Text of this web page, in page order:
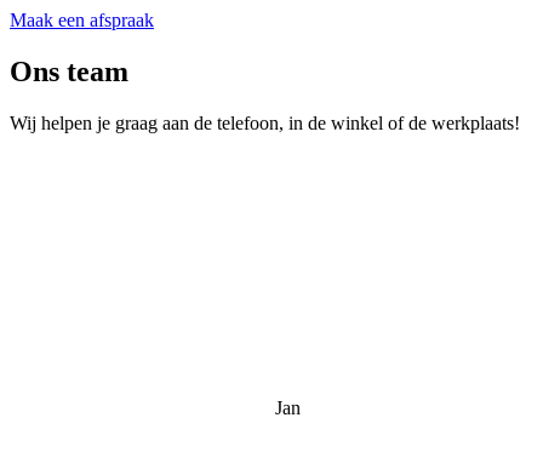
Maak een afspraak
Ons team
Wij helpen je graag aan de telefoon, in de winkel of de werkplaats!
Jan